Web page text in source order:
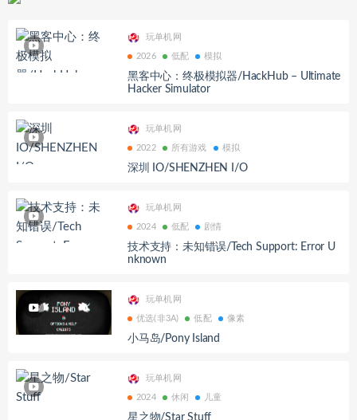
玩单机网
2026 低配 模拟
黑客中心：终极模拟器/HackHub – Ultimate
Hacker Simulator
玩单机网
2022 所有游戏 模拟
深圳 IO/SHENZHEN I/O
玩单机网
2024 低配 剧情
技术支持：未知错误/Tech Support: Error U
nknown
玩单机网
优选(非3A) 低配 像素
小马岛/Pony Island
玩单机网
2024 休闲 儿童
星之物/Star Stuff